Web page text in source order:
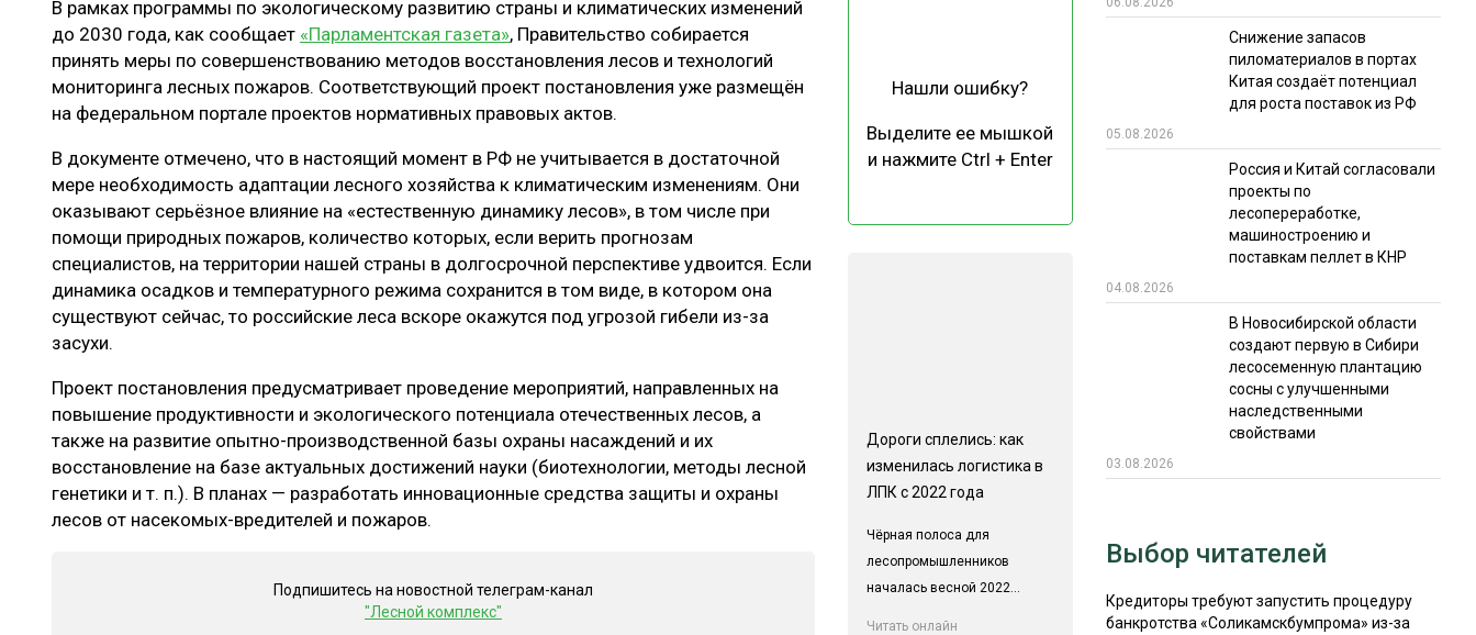
ЛЕСОВОССТАНОВЛЕНИЕ И ЗАЩИТА
ПРОИЗВОДСТВО ДРЕВЕСНЫХ ПЛИТ
СУШКА ДРЕВЕСИНЫ РЫНОК
ТЕХНОЛОГИИ
ОТРАСЛЕВАЯ ДИСКУССИЯ
ЭКСПЕРТНОЕ МНЕНИЕ
КАЛЕНДАРЬ ВЫСТАВОК ИТОГИ МЕРОПРИЯТИЙ
В рамках программы по экологическому развитию страны и климатических изменений
до 2030 года, как сообщает «Парламентская газета», Правительство собирается
принять меры по совершенствованию методов восстановления лесов и технологий
мониторинга лесных пожаров. Соответствующий проект постановления уже размещён
на федеральном портале проектов нормативных правовых актов.
В документе отмечено, что в настоящий момент в РФ не учитывается в достаточной
мере необходимость адаптации лесного хозяйства к климатическим изменениям. Они
оказывают серьёзное влияние на «естественную динамику лесов», в том числе при
помощи природных пожаров, количество которых, если верить прогнозам
специалистов, на территории нашей страны в долгосрочной перспективе удвоится. Если
динамика осадков и температурного режима сохранится в том виде, в котором она
существуют сейчас, то российские леса вскоре окажутся под угрозой гибели из-за
засухи.
Проект постановления предусматривает проведение мероприятий, направленных на
повышение продуктивности и экологического потенциала отечественных лесов, а
также на развитие опытно-производственной базы охраны насаждений и их
восстановление на базе актуальных достижений науки (биотехнологии, методы лесной
генетики и т. п.). В планах — разработать инновационные средства защиты и охраны
лесов от насекомых-вредителей и пожаров.
Подпишитесь на новостной телеграм-канал
"Лесной комплекс"
Нашли ошибку?
Выделите ее мышкой
и нажмите Ctrl + Enter
Дороги сплелись: как
изменилась логистика в
ЛПК с 2022 года
Чёрная полоса для
лесопромышленников
началась весной 2022...
Читать онлайн
Снижение запасов
пиломатериалов в портах
Китая создаёт потенциал
для роста поставок из РФ
05.08.2026
Россия и Китай согласовали
проекты по
лесопереработке,
машиностроению и
поставкам пеллет в КНР
04.08.2026
В Новосибирской области
создают первую в Сибири
лесосеменную плантацию
сосны с улучшенными
наследственными
свойствами
03.08.2026
Выбор читателей
Кредиторы требуют запустить процедуру
банкротства «Соликамскбумпрома» из-за